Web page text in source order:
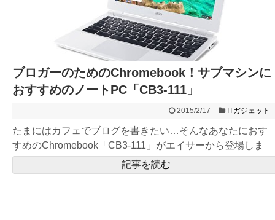
ブロガーのためのChromebook！サブマシンに
おすすめのノートPC「CB3-111」
2015/2/17 ITガジェット
たまにはカフェでブログを書きたい…そんなあなたにおす
すめのChromebook「CB3-111」がエイサーから登場しま
し...
記事を読む